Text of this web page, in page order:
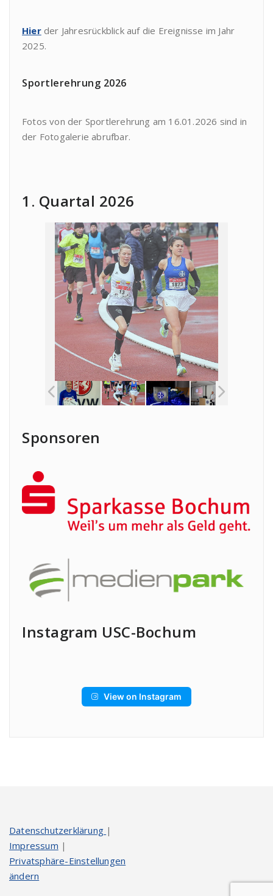
Hierder Jahresrückblick auf die Ereignisse im Jahr
2025.
Sportlerehrung 2026
Fotos von der Sportlerehrung am 16.01.2026 sind in
der Fotogalerie abrufbar.
1. Quartal 2026
Sponsoren
Instagram USC-Bochum
View on Instagram
Datenschutzerklärung |
Impressum |
Privatsphäre-Einstellungen
ändern